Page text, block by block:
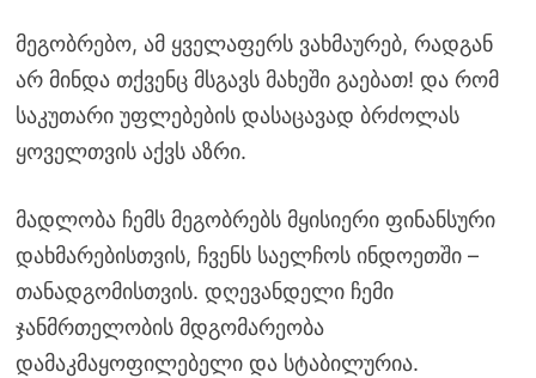
მეგობრებო, ამ ყველაფერს ვახმაურებ, რადგან
არ მინდა თქვენც მსგავს მახეში გაებათ! და რომ
საკუთარი უფლებების დასაცავად ბრძოლას
ყოველთვის აქვს აზრი.
მადლობა ჩემს მეგობრებს მყისიერი ფინანსური
დახმარებისთვის, ჩვენს საელჩოს ინდოეთში –
თანადგომისთვის. დღევანდელი ჩემი
ჯანმრთელობის მდგომარეობა
დამაკმაყოფილებელი და სტაბილურია.